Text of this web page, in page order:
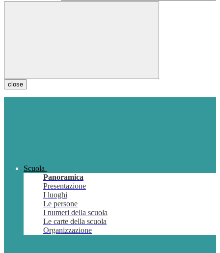
close
Scuola
Panoramica
Presentazione
I luoghi
Le persone
I numeri della scuola
Le carte della scuola
Organizzazione